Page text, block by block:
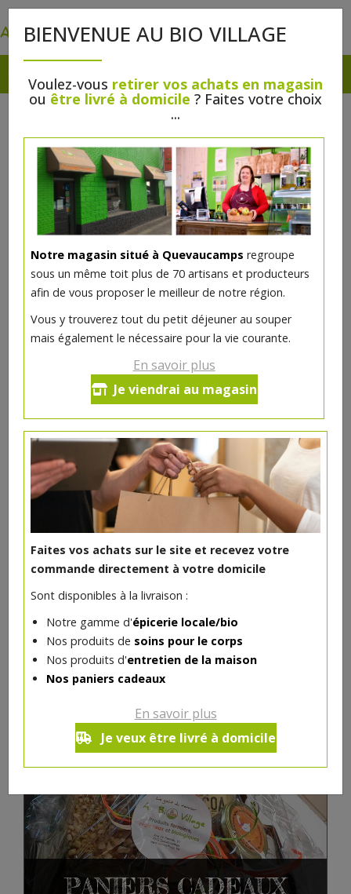
BIENVENUE AU BIO VILLAGE
Voulez-vous retirer vos achats en magasin
ou être livré à domicile ? Faites votre choix
...
Notre magasin situé à Quevaucamps regroupe
sous un même toit plus de 70 artisans et producteurs
afin de vous proposer le meilleur de notre région.
Vous y trouverez tout du petit déjeuner au souper
mais également le nécessaire pour la vie courante.
En savoir plus
Je viendrai au magasin
Faites vos achats sur le site et recevez votre
commande directement à votre domicile
Sont disponibles à la livraison :
Notre gamme d'épicerie locale/bio
Nos produits de soins pour le corps
Nos produits d'entretien de la maison
Nos paniers cadeaux
En savoir plus
Je veux être livré à domicile
Horaire d'été
Au Bio Village sera fermé du lundi 20 juillet
au dimanche 2 août.Puis du lundi 3 août au
dimanche 16 août l’horaire sera celui de
Lauriane :Mercredi : 14h-18hJeudi : 9h-12h30
et 14h-18hVendredi :…
en savoir plus ...
NOTRE SÉLECTION
Venez découvrir le Coffee Corner dans votre épicerie
Au Bio Village !!!
Nous vous proposons de déguster un café, un thé et/ou
une pâtisserie dans notre coin cosy.
Le Coffee Corner est ouvert aux heures d'ouverture du
magasin.
Bienvenue !!!
Paniers cadeaux
PANIERS CADEAUX